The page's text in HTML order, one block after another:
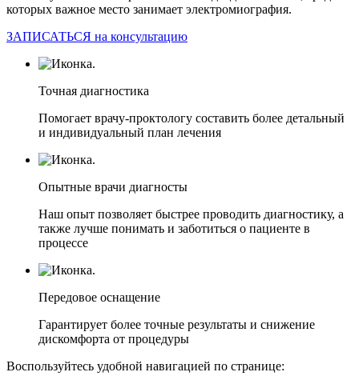
которых важное место занимает электромиография.
ЗАПИСАТЬСЯ на консультацию
Точная диагностика
Помогает врачу-проктологу составить более детальный
и индивидуальный план лечения
Опытные врачи диагносты
Наш опыт позволяет быстрее проводить диагностику, а
также лучше понимать и заботиться о пациенте в
процессе
Передовое оснащение
Гарантирует более точные результаты и снижение
дискомфорта от процедуры
Воспользуйтесь удобной навигацией по странице: